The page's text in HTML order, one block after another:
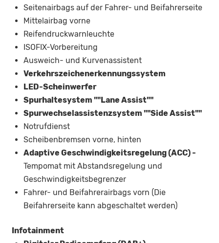
Seitenairbags auf der Fahrer- und Beifahrerseite
Mittelairbag vorne
Reifendruckwarnleuchte
ISOFIX-Vorbereitung
Ausweich- und Kurvenassistent
Verkehrszeichenerkennungssystem
LED-Scheinwerfer
Spurhaltesystem ""Lane Assist""
Spurwechselassistenzsystem ""Side Assist""
Notrufdienst
Scheibenbremsen vorne, hinten
Adaptive Geschwindigkeitsregelung (ACC) -
Tempomat mit Abstandsregelung und
Geschwindigkeitsbegrenzer
Fahrer- und Beifahrerairbags vorn (Die
Beifahrerseite kann abgeschaltet werden)
Infotainment